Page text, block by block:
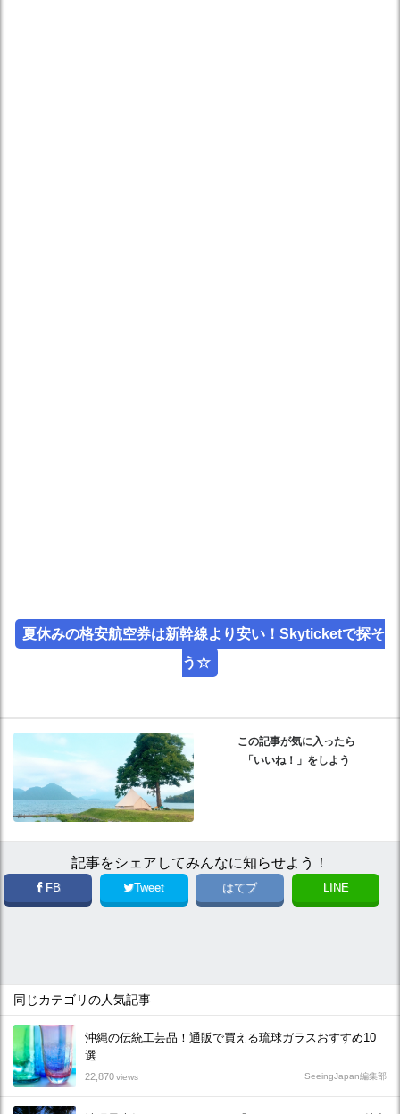
夏休みの格安航空券は新幹線より安い！Skyticketで探そ
う☆
この記事が気に入ったら
「いいね！」をしよう
記事をシェアしてみんなに知らせよう！
FB Tweet はてブ LINE
同じカテゴリの人気記事
沖縄の伝統工芸品！通販で買える琉球ガラスおすすめ10
選
22,870views SeeingJapan編集部